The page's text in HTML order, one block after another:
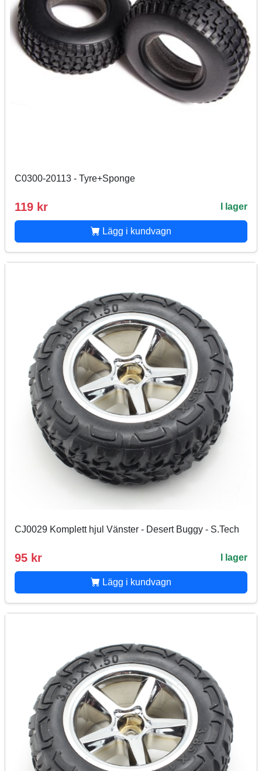
C0300-20113 - Tyre+Sponge
119 kr I lager
Lägg i kundvagn
CJ0029 Komplett hjul Vänster - Desert Buggy - S.Tech
95 kr I lager
Lägg i kundvagn